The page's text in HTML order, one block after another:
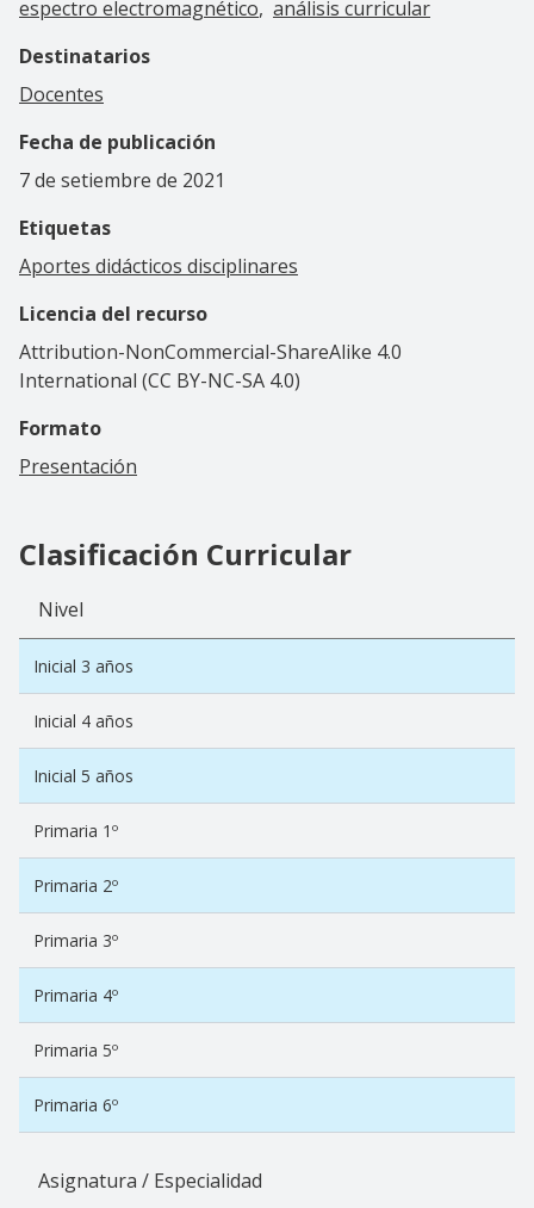
espectro electromagnético análisis curricular
Destinatarios
Docentes
Fecha de publicación
7 de setiembre de 2021
Etiquetas
Aportes didácticos disciplinares
Licencia del recurso
Attribution-NonCommercial-ShareAlike 4.0
International (CC BY-NC-SA 4.0)
Formato
Presentación
Clasificación Curricular
Nivel
Inicial 3 años
Inicial 4 años
Inicial 5 años
Primaria 1º
Primaria 2º
Primaria 3º
Primaria 4º
Primaria 5º
Primaria 6º
Asignatura / Especialidad